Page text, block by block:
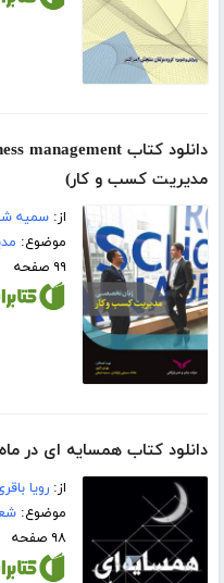
مدیریت کسب و کار)
از:سمیه
موضوع:
۹۹ صفحه
دانلود کتاب همسایه ای در ماه
از:رویا
موضوع:
۹۸ صفحه